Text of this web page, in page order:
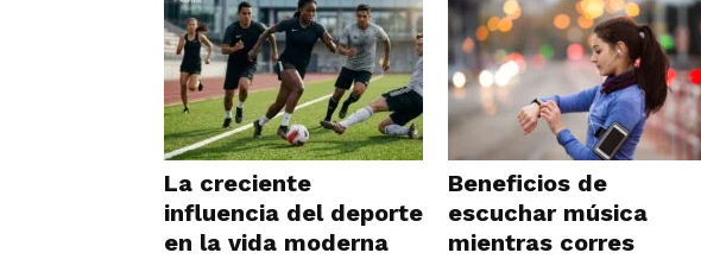
La creciente
influencia del deporte
en la vida moderna
Beneficios de
escuchar música
mientras corres